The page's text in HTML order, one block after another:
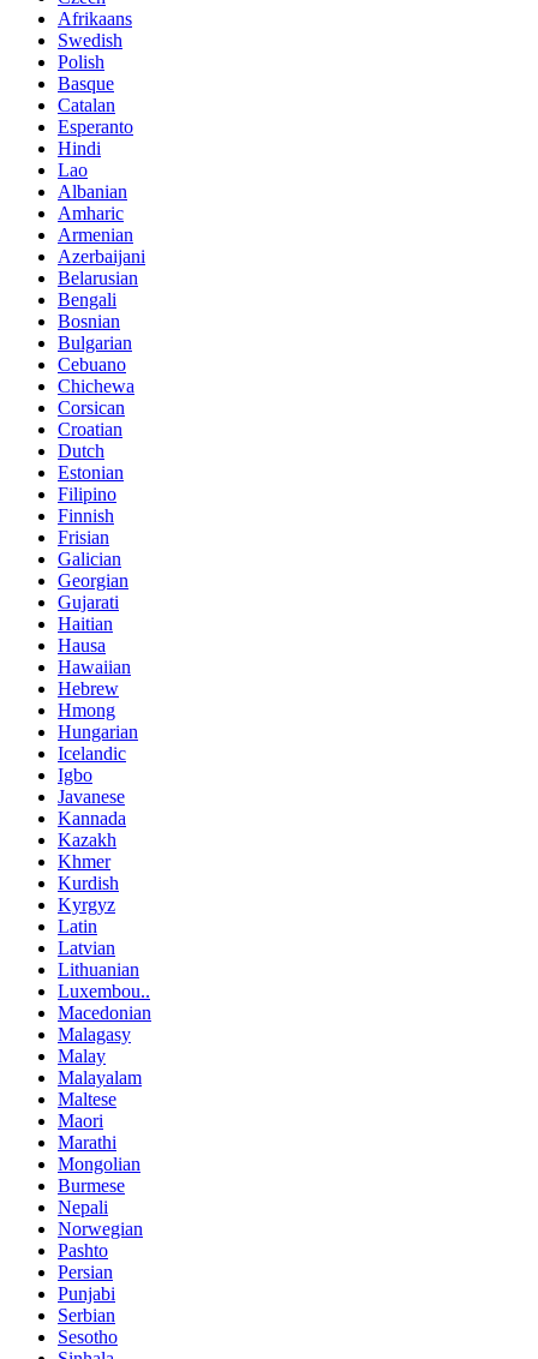
Afrikaans
Swedish
Polish
Basque
Catalan
Esperanto
Hindi
Lao
Albanian
Amharic
Armenian
Azerbaijani
Belarusian
Bengali
Bosnian
Bulgarian
Cebuano
Chichewa
Corsican
Croatian
Dutch
Estonian
Filipino
Finnish
Frisian
Galician
Georgian
Gujarati
Haitian
Hausa
Hawaiian
Hebrew
Hmong
Hungarian
Icelandic
Igbo
Javanese
Kannada
Kazakh
Khmer
Kurdish
Kyrgyz
Latin
Latvian
Lithuanian
Luxembou..
Macedonian
Malagasy
Malay
Malayalam
Maltese
Maori
Marathi
Mongolian
Burmese
Nepali
Norwegian
Pashto
Persian
Punjabi
Serbian
Sesotho